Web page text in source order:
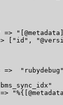
=>
["id",
=>